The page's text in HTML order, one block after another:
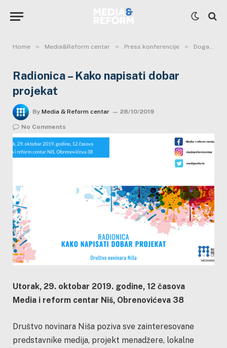
Home » Media&Reform centar » Press konferencije » Događaji
Radionica – Kako napisati dobar
projekat
By Media & Reform centar 28/10/2019
No Comments
Utorak, 29. oktobar 2019. godine, 12 časova
Media i reform centar Niš, Obrenovićeva 38
Društvo novinara Niša poziva sve zainteresovane
predstavnike medija, projekt menadžere, lokalne